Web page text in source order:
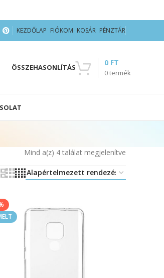
KEZDŐLAP FIÓKOM KOSÁR PÉNZTÁR
ÖSSZEHASONLÍTÁS
0termék
0 FT
Mind a(z) 4 találat megjelenítve